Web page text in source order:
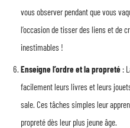
vous observer pendant que vous
l’occasion de tisser des liens et de
inestimables !
Enseigne l’ordre et la propreté :
facilement leurs livres et leurs
sale. Ces tâches simples leur
propreté dès leur plus jeune âge.